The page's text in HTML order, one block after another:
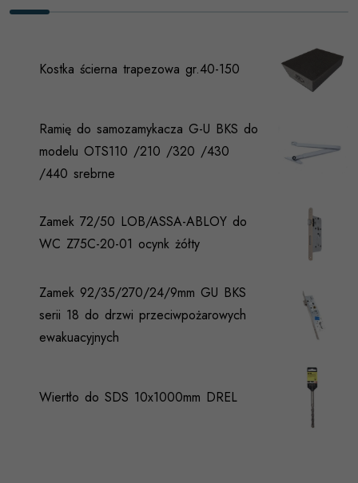
Kostka ścierna trapezowa gr.40-150
Ramię do samozamykacza G-U BKS do
modelu OTS110 /210 /320 /430
/440 srebrne
Zamek 72/50 LOB/ASSA-ABLOY do
WC Z75C-20-01 ocynk żółty
Zamek 92/35/270/24/9mm GU BKS
serii 18 do drzwi przeciwpożarowych
ewakuacyjnych
Wiertło do SDS 10x1000mm DREL